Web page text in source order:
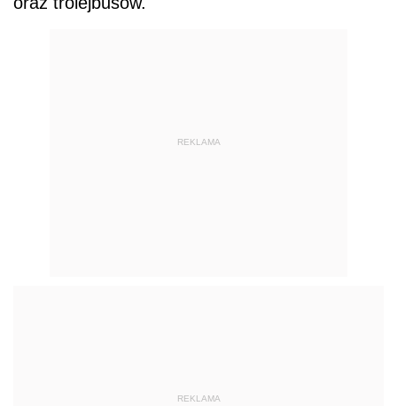
REKLAMA
REKLAMA